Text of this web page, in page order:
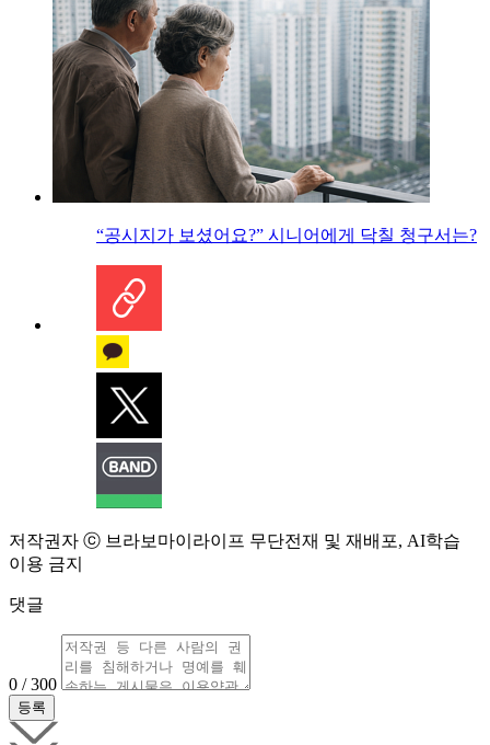
“공시지가 보셨어요?” 시니어에게 닥칠 청구서는?
저작권자 ⓒ 브라보마이라이프 무단전재 및 재배포, AI학습
이용 금지
댓글
0 / 300